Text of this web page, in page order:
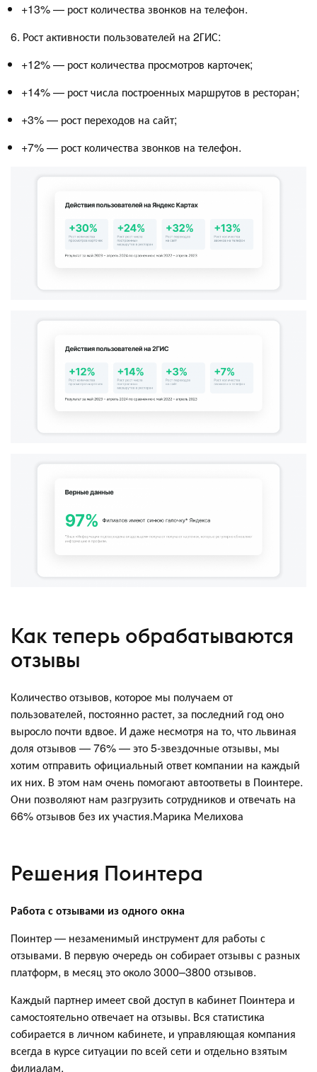
+13% — рост количества звонков на телефон.
6. Рост активности пользователей на 2ГИС:
+12% — рост количества просмотров карточек;
+14% — рост числа построенных маршрутов в ресторан;
+3% — рост переходов на сайт;
+7% — рост количества звонков на телефон.
Как теперь обрабатываются
отзывы
Количество отзывов, которое мы получаем от
пользователей, постоянно растет, за последний год оно
выросло почти вдвое. И даже несмотря на то, что львиная
доля отзывов — 76% — это 5-звездочные отзывы, мы
хотим отправить официальный ответ компании на каждый
их них. В этом нам очень помогают автоответы в Поинтере.
Они позволяют нам разгрузить сотрудников и отвечать на
66% отзывов без их участия.Марика Мелихова
Решения Поинтера
Работа с отзывами из одного окна
Поинтер — незаменимый инструмент для работы с
отзывами. В первую очередь он собирает отзывы с разных
платформ, в месяц это около 3000–3800 отзывов.
Каждый партнер имеет свой доступ в кабинет Поинтера и
самостоятельно отвечает на отзывы. Вся статистика
собирается в личном кабинете, и управляющая компания
всегда в курсе ситуации по всей сети и отдельно взятым
филиалам.